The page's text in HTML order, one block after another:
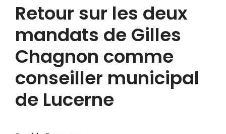
Retour sur les deux
mandats de Gilles
Chagnon comme
conseiller municipal
de Lucerne